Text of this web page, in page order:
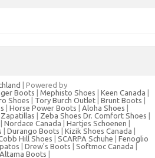
| Powered by
Boots | Mephisto Shoes | Keen Canada |
Shoes | Tory Burch Outlet | Brunt Boots |
| Horse Power Boots | Aloha Shoes |
| Zeba Shoes Dr. Comfort Shoes |
| Nordace Canada | Hartjes Schoenen |
| Durango Boots | Kizik Shoes Canada |
Hill Shoes | SCARPA Schuhe | Fenoglio
| Drew's Boots | Softmoc Canada |
Altama Boots |